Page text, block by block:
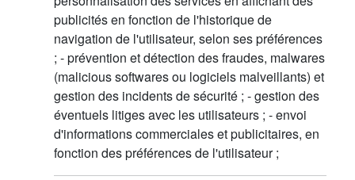
publicités en fonction de l'historique de
navigation de l'utilisateur, selon ses préférences
; - prévention et détection des fraudes, malwares
(malicious softwares ou logiciels malveillants) et
gestion des incidents de sécurité ; - gestion des
éventuels litiges avec les utilisateurs ; - envoi
d'informations commerciales et publicitaires, en
fonction des préférences de l'utilisateur ;